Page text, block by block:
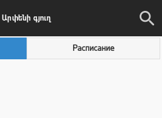
Արփենի գյուղ
Расписание